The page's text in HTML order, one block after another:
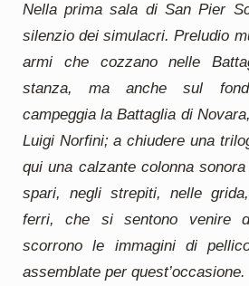
Nella prima sala di San Pier
silenzio dei simulacri. Preludio
armi che cozzano nelle
stanza, ma anche sul
campeggia la Battaglia di
Luigi Norfini; a chiudere una
qui una calzante colonna
spari, negli strepiti, nelle
ferri, che si sentono venire
scorrono le immagini di
assemblate per quest’occasione.